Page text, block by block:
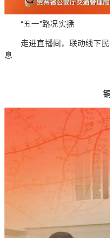
“五一”路况实播
走进直播间，联动线下民
息